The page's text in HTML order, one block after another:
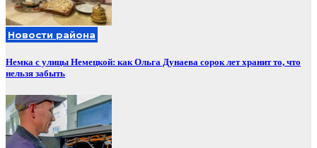
Новости района
Немка с улицы Немецкой: как Ольга Дунаева сорок лет хранит то, что
нельзя забыть